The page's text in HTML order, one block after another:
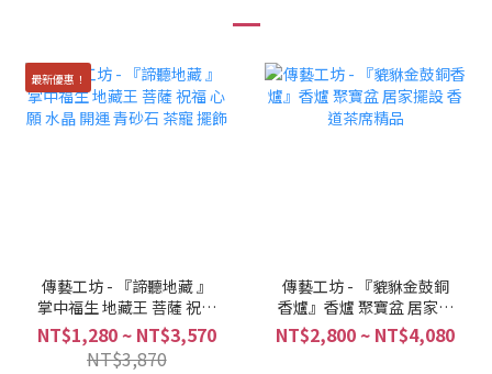
最新優惠！
傳藝工坊 - 『諦聽地藏 』
掌中福生 地藏王 菩薩 祝福
心願 水晶 開運 青砂石 茶
寵 擺飾
NT$1,280 ~ NT$3,570
NT$3,870
傳藝工坊 - 『貔貅金鼓銅
香爐』香爐 聚寶盆 居家擺
設 香道茶席精品
NT$2,800 ~ NT$4,080